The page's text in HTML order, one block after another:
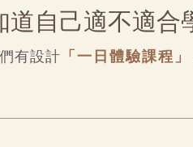
道自己適不適合
有設計 「一日體驗課程」